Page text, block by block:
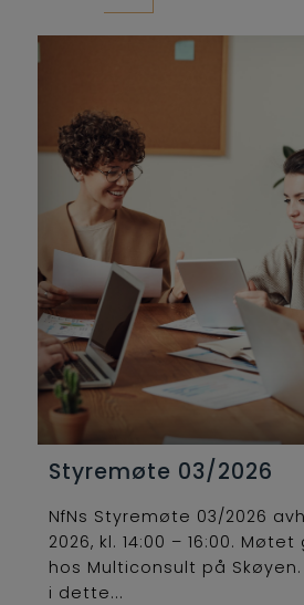
Styremøte 03/2026
NfNs Styremøte 03/2026
2026, kl. 14:00 – 16:00.
hos Multiconsult på
i dette...